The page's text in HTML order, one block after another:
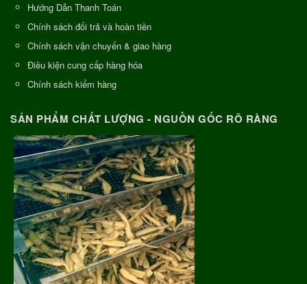
Hướng Dẫn Thanh Toán
Chính sách đổi trả và hoàn tiền
Chính sách vận chuyển & giao hàng
Điều kiện cung cấp hàng hóa
Chính sách kiểm hàng
SẢN PHẨM CHẤT LƯỢNG - NGUỒN GỐC RÕ RÀNG